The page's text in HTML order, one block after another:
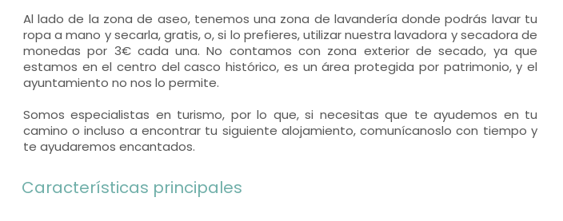
Al lado de la zona de aseo, tenemos una zona de lavandería donde podrás lavar tu
ropa a mano y secarla, gratis, o, si lo prefieres, utilizar nuestra lavadora y secadora de
monedas por 3€ cada una. No contamos con zona exterior de secado, ya que
estamos en el centro del casco histórico, es un área protegida por patrimonio, y el
ayuntamiento no nos lo permite.
Somos especialistas en turismo, por lo que, si necesitas que te ayudemos en tu
camino o incluso a encontrar tu siguiente alojamiento, comunícanoslo con tiempo y
te ayudaremos encantados.
Características principales